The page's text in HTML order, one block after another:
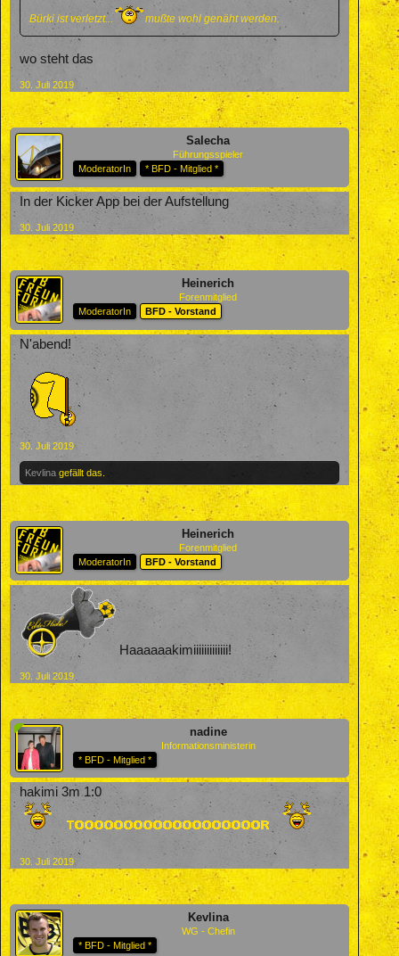
Bürki ist verletzt... mußte wohl genäht werden.
wo steht das
30. Juli 2019
Salecha
Führungsspieler
ModeratorIn
* BFD - Mitglied *
In der Kicker App bei der Aufstellung
30. Juli 2019
Heinerich
Forenmitglied
ModeratorIn
BFD - Vorstand
N'abend!
30. Juli 2019
Kevlina gefällt das.
Heinerich
Forenmitglied
ModeratorIn
BFD - Vorstand
Haaaaaakimiiiiiiiiiiiii!
30. Juli 2019
nadine
Informationsministerin
* BFD - Mitglied *
hakimi 3m 1:0
30. Juli 2019
Kevlina
WG - Chefin
* BFD - Mitglied *